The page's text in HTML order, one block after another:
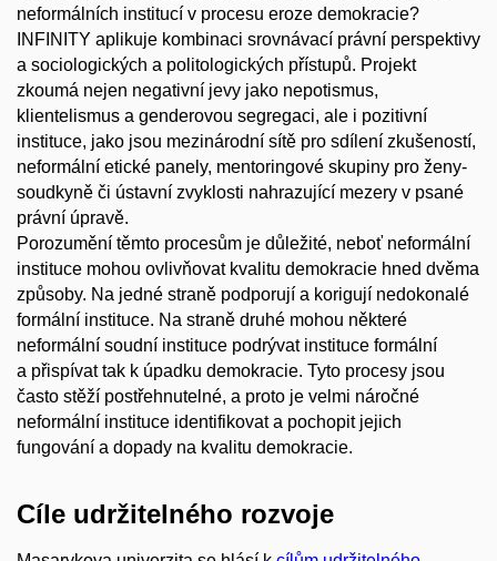
neformálních institucí v procesu eroze demokracie?
INFINITY aplikuje kombinaci srovnávací právní perspektivy
a sociologických a politologických přístupů. Projekt
zkoumá nejen negativní jevy jako nepotismus,
klientelismus a genderovou segregaci, ale i pozitivní
instituce, jako jsou mezinárodní sítě pro sdílení zkušeností,
neformální etické panely, mentoringové skupiny pro ženy-
soudkyně či ústavní zvyklosti nahrazující mezery v psané
právní úpravě.
Porozumění těmto procesům je důležité, neboť neformální
instituce mohou ovlivňovat kvalitu demokracie hned dvěma
způsoby. Na jedné straně podporují a korigují nedokonalé
formální instituce. Na straně druhé mohou některé
neformální soudní instituce podrývat instituce formální
a přispívat tak k úpadku demokracie. Tyto procesy jsou
často stěží postřehnutelné, a proto je velmi náročné
neformální instituce identifikovat a pochopit jejich
fungování a dopady na kvalitu demokracie.
Cíle udržitelného rozvoje